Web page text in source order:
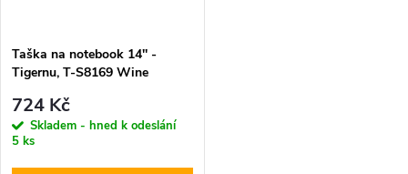
Taška na notebook 14'' -
Tigernu, T-S8169 Wine
724 Kč
Skladem - hned k odeslání
5 ks